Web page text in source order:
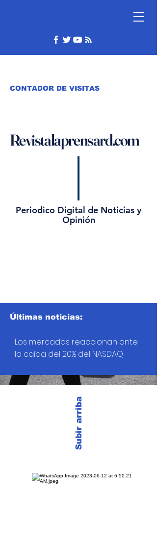
CONTADOR DE VISITAS
Revistalaprensard.com
Periodico Digital de Noticias y
Opinión
Subir arriba
Últimas noticias:
Los mercados reaccionan ante
la caída del 20% del NASDAQ